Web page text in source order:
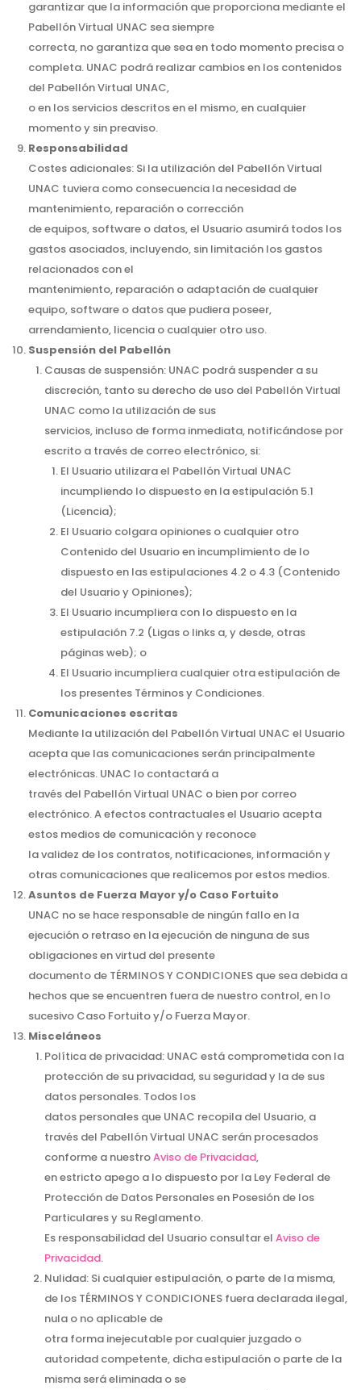
garantizar que la información que proporciona mediante el
Pabellón Virtual UNAC sea siempre
correcta, no garantiza que sea en todo momento precisa o
completa. UNAC podrá realizar cambios en los contenidos
del Pabellón Virtual UNAC,
o en los servicios descritos en el mismo, en cualquier
momento y sin preaviso.
Responsabilidad
Costes adicionales: Si la utilización del Pabellón Virtual
UNAC tuviera como consecuencia la necesidad de
mantenimiento, reparación o corrección
de equipos, software o datos, el Usuario asumirá todos los
gastos asociados, incluyendo, sin limitación los gastos
relacionados con el
mantenimiento, reparación o adaptación de cualquier
equipo, software o datos que pudiera poseer,
arrendamiento, licencia o cualquier otro uso.
Suspensión del Pabellón
Causas de suspensión: UNAC podrá suspender a su
discreción, tanto su derecho de uso del Pabellón Virtual
UNAC como la utilización de sus
servicios, incluso de forma inmediata, notificándose por
escrito a través de correo electrónico, si:
El Usuario utilizara el Pabellón Virtual UNAC
incumpliendo lo dispuesto en la estipulación 5.1
(Licencia);
El Usuario colgara opiniones o cualquier otro
Contenido del Usuario en incumplimiento de lo
dispuesto en las estipulaciones 4.2 o 4.3 (Contenido
del Usuario y Opiniones);
El Usuario incumpliera con lo dispuesto en la
estipulación 7.2 (Ligas o links a, y desde, otras
páginas web); o
El Usuario incumpliera cualquier otra estipulación de
los presentes Términos y Condiciones.
Comunicaciones escritas
Mediante la utilización del Pabellón Virtual UNAC el Usuario
acepta que las comunicaciones serán principalmente
electrónicas. UNAC lo contactará a
través del Pabellón Virtual UNAC o bien por correo
electrónico. A efectos contractuales el Usuario acepta
estos medios de comunicación y reconoce
la validez de los contratos, notificaciones, información y
otras comunicaciones que realicemos por estos medios.
Asuntos de Fuerza Mayor y/o Caso Fortuito
UNAC no se hace responsable de ningún fallo en la
ejecución o retraso en la ejecución de ninguna de sus
obligaciones en virtud del presente
documento de TÉRMINOS Y CONDICIONES que sea debida a
hechos que se encuentren fuera de nuestro control, en lo
sucesivo Caso Fortuito y/o Fuerza Mayor.
Misceláneos
Política de privacidad: UNAC está comprometida con la
protección de su privacidad, su seguridad y la de sus
datos personales. Todos los
datos personales que UNAC recopila del Usuario, a
través del Pabellón Virtual UNAC serán procesados
conforme a nuestroAviso de Privacidad,
en estricto apego a lo dispuesto por la Ley Federal de
Protección de Datos Personales en Posesión de los
Particulares y su Reglamento.
Es responsabilidad del Usuario consultar el Aviso de
Privacidad.
Nulidad: Si cualquier estipulación, o parte de la misma,
de los TÉRMINOS Y CONDICIONES fuera declarada ilegal,
nula o no aplicable de
otra forma inejecutable por cualquier juzgado o
autoridad competente, dicha estipulación o parte de la
misma será eliminada o se